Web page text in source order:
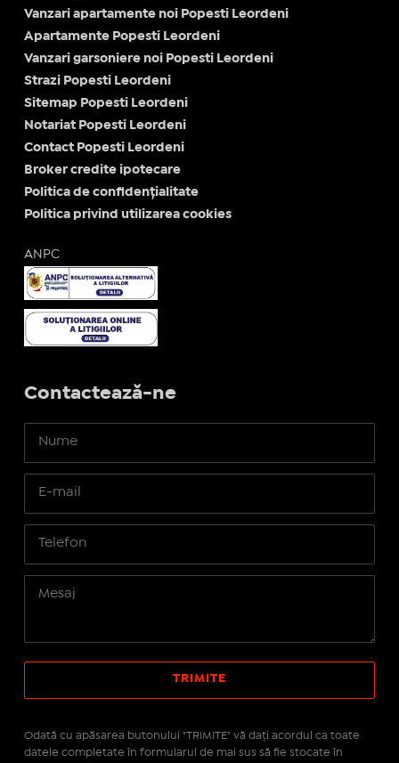
Vanzari apartamente noi Popesti Leordeni
Apartamente Popesti Leordeni
Vanzari garsoniere noi Popesti Leordeni
Strazi Popesti Leordeni
Sitemap Popesti Leordeni
Notariat Popesti Leordeni
Contact Popesti Leordeni
Broker credite ipotecare
Politica de confidențialitate
Politica privind utilizarea cookies
ANPC
Contactează-ne
Odată cu apăsarea butonului "TRIMITE" vă daţi acordul ca toate
datele completate în formularul de mai sus să fie stocate în